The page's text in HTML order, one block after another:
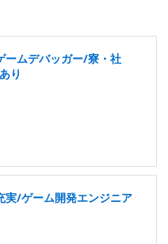
ームデバッガー/寮・社
り
実/ゲーム開発エンジニア